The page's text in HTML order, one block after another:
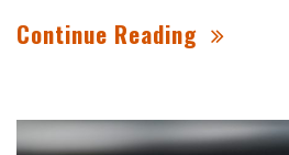
Continue Reading